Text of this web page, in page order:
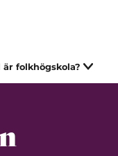
är folkhögskola?